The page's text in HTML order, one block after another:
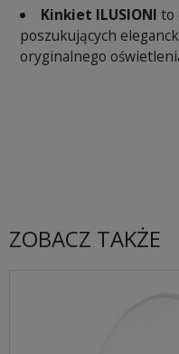
Kinkiet ILUSIONI to
poszukujących
oryginalnego
ZOBACZ TAKŻE